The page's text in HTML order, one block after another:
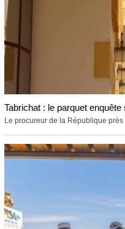
Tabrichat : le parquet
Le procureur de la République